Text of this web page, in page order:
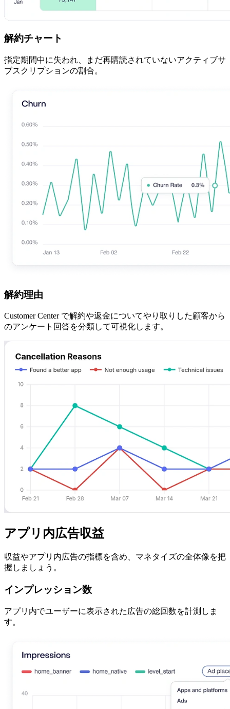
解約チャート
指定期間中に失われ、まだ再購読されていないアクティブサ
ブスクリプションの割合。
解約理由
Customer Center で解約や返金についてやり取りした顧客から
のアンケート回答を分類して可視化します。
アプリ内広告収益
収益やアプリ内広告の指標を含め、マネタイズの全体像を把
握しましょう。
インプレッション数
アプリ内でユーザーに表示された広告の総回数を計測しま
す。